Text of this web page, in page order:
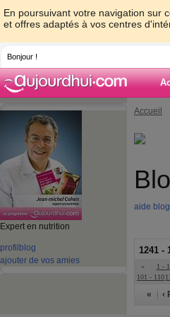
En poursuivant votre navigation sur
et offres adaptés à vos centres
Bonjour !
Expert en nutrition
profil blog
ajouter de vos amies
Accueil
aide blog
1241 -
« 1 -
101 - 110
« ‹